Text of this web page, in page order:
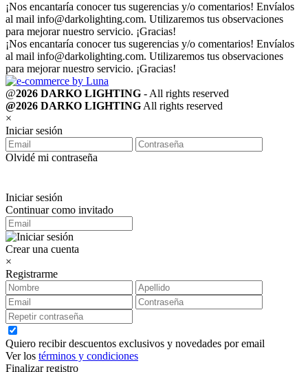
¡Nos encantaría conocer tus sugerencias y/o comentarios! Envíalos
al mail info@darkolighting.com. Utilizaremos tus observaciones
para mejorar nuestro servicio. ¡Gracias!
¡Nos encantaría conocer tus sugerencias y/o comentarios! Envíalos
al mail info@darkolighting.com. Utilizaremos tus observaciones
para mejorar nuestro servicio. ¡Gracias!
@2026 DARKO LIGHTING - All rights reserved
@2026 DARKO LIGHTINGAll rights reserved
×
Iniciar sesión
Olvidé mi contraseña
Iniciar sesión
Continuar como invitado
Crear una cuenta
×
Registrarme
Quiero recibir descuentos exclusivos y novedades por email
Ver los términos y condiciones
Finalizar registro